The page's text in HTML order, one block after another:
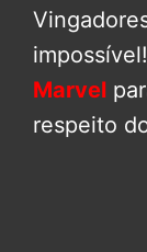
Marvel
respeito